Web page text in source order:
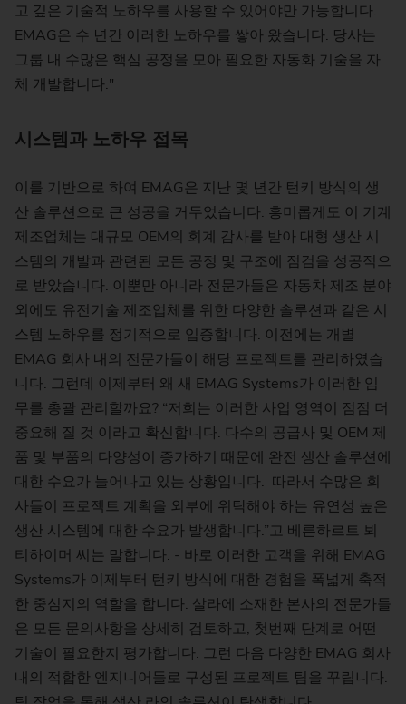
고 깊은 기술적 노하우를 사용할 수 있어야만 가능합니다.
EMAG은 수 년간 이러한 노하우를 쌓아 왔습니다. 당사는
그룹 내 수많은 핵심 공정을 모아 필요한 자동화 기술을 자
체 개발합니다."
시스템과 노하우 접목
이를 기반으로 하여 EMAG은 지난 몇 년간 턴키 방식의 생
산 솔루션으로 큰 성공을 거두었습니다. 흥미롭게도 이 기계
제조업체는 대규모 OEM의 회계 감사를 받아 대형 생산 시
스템의 개발과 관련된 모든 공정 및 구조에 점검을 성공적으
로 받았습니다. 이뿐만 아니라 전문가들은 자동차 제조 분야
외에도 유전기술 제조업체를 위한 다양한 솔루션과 같은 시
스템 노하우를 정기적으로 입증합니다. 이전에는 개별
EMAG 회사 내의 전문가들이 해당 프로젝트를 관리하였습
니다. 그런데 이제부터 왜 새 EMAG Systems가 이러한 임
무를 총괄 관리할까요? “저희는 이러한 사업 영역이 점점 더
중요해 질 것 이라고 확신합니다. 다수의 공급사 및 OEM 제
품 및 부품의 다양성이 증가하기 때문에 완전 생산 솔루션에
대한 수요가 늘어나고 있는 상황입니다. 따라서 수많은 회
사들이 프로젝트 계획을 외부에 위탁해야 하는 유연성 높은
생산 시스템에 대한 수요가 발생합니다.”고 베른하르트 뵈
티하이머 씨는 말합니다. - 바로 이러한 고객을 위해 EMAG
Systems가 이제부터 턴키 방식에 대한 경험을 폭넓게 축적
한 중심지의 역할을 합니다. 살라에 소재한 본사의 전문가들
은 모든 문의사항을 상세히 검토하고, 첫번째 단계로 어떤
기술이 필요한지 평가합니다. 그런 다음 다양한 EMAG 회사
내의 적합한 엔지니어들로 구성된 프로젝트 팀을 꾸립니다.